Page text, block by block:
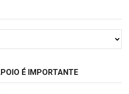
É IMPORTANTE